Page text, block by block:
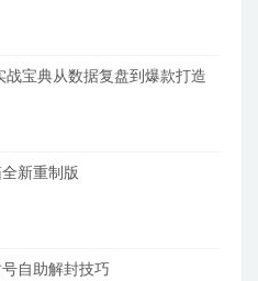
战宝典从数据复盘到爆款打造
新重制版
自助解封技巧